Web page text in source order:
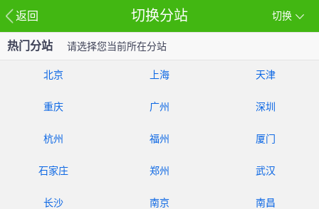
返回 切换
切换分站
热门分站 请选择您当前所在分站
北京 上海 天津
重庆 广州 深圳
杭州 福州 厦门
石家庄 郑州 武汉
长沙 南京 南昌